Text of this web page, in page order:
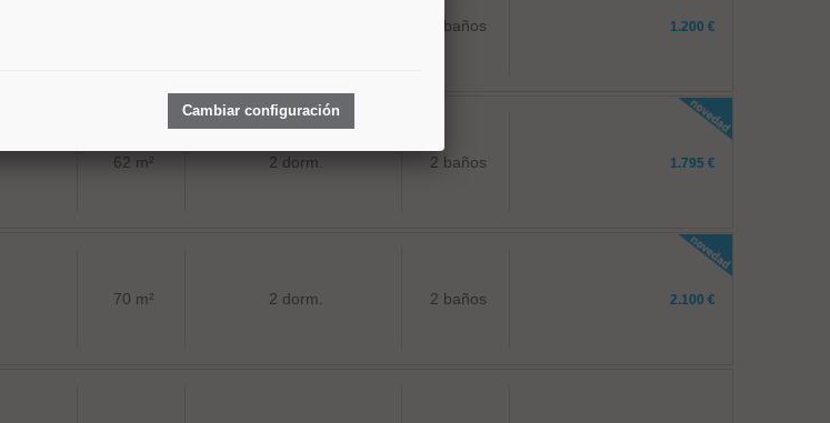
1 baños 1.200 €
62 m² 2 dorm. 2 baños 1.795 €
70 m² 2 dorm. 2 baños 2.100 €
Cambiar configuración